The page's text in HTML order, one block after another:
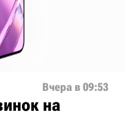
Вчера в 09:53
на